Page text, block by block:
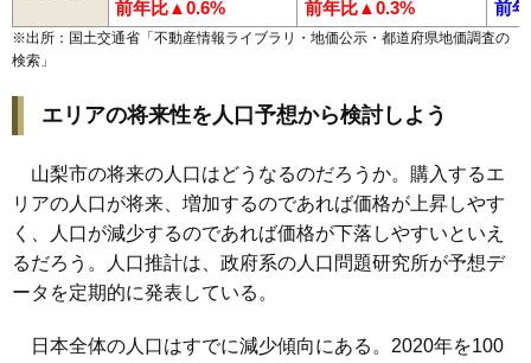
前年比▲0.6%
前年比▲0.3%
前
※出所：国土交通省「不動産情報ライブラリ・地価公示・都道府県地価調査の
検索 」
エリアの将来性を人口予想から検討しよう
山梨市の将来の人口はどうなるのだろうか。購入するエ
リアの人口が将来、増加するのであれば価格が上昇しやす
く、人口が減少するのであれば価格が下落しやすいといえ
るだろう。人口推計は、政府系の人口問題研究所が予想デ
ータを定期的に発表している。
日本全体の人口はすでに減少傾向にある。2020年を100